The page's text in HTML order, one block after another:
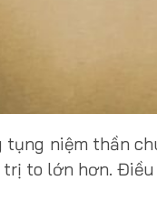
niệm thần
to lớn hơn.